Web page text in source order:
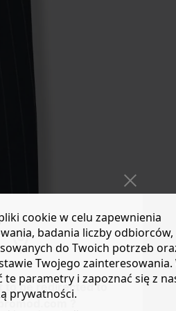
to be redirected to
?
cookie w celu zapewnienia
badania liczby odbiorców,
do Twoich potrzeb
Twojego zainteresowania.
parametry i zapoznać się z
prywatności.